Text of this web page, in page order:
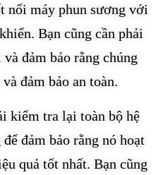
nối máy phun sương với
Bạn cũng cần phải
đảm bảo rằng chúng
đảm bảo an toàn.
kiểm tra lại toàn bộ hệ
đảm bảo rằng nó hoạt
quả tốt nhất. Bạn cũng